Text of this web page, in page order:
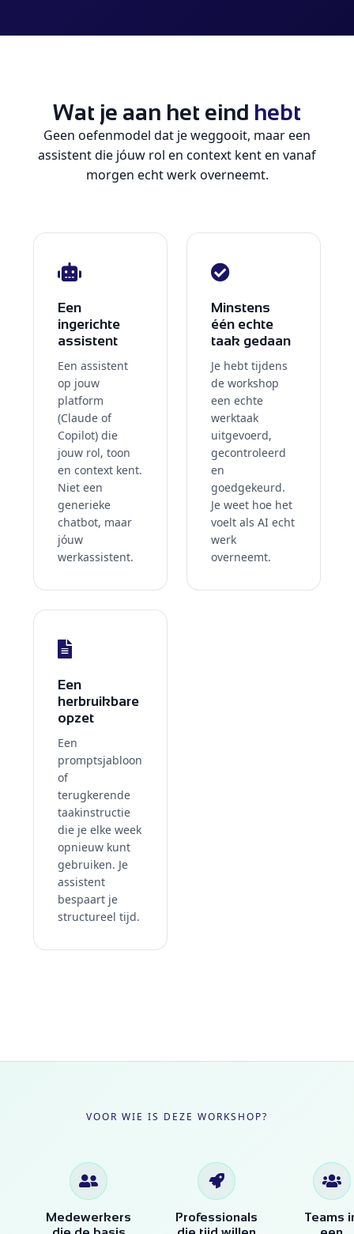
Wat je aan het eind hebt
Geen oefenmodel dat je weggooit, maar een
assistent die jóuw rol en context kent en vanaf
morgen echt werk overneemt.
Een
ingerichte
assistent
Een assistent
op jouw
platform
(Claude of
Copilot) die
jouw rol, toon
en context kent.
Niet een
generieke
chatbot, maar
jóuw
werkassistent.
Minstens
één echte
taak gedaan
Je hebt tijdens
de workshop
een echte
werktaak
uitgevoerd,
gecontroleerd
en
goedgekeurd.
Je weet hoe het
voelt als AI echt
werk
overneemt.
Een
herbruikbare
opzet
Een
promptsjabloon
of
terugkerende
taakinstructie
die je elke week
opnieuw kunt
gebruiken. Je
assistent
bespaart je
structureel tijd.
VOOR WIE IS DEZE WORKSHOP?
Medewerkers
Professionals
Teams